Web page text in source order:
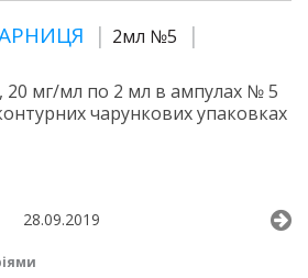
2мл №5
20 мг/мл по 2 мл в ампулах № 5
чарункових упаковках
28.09.2019